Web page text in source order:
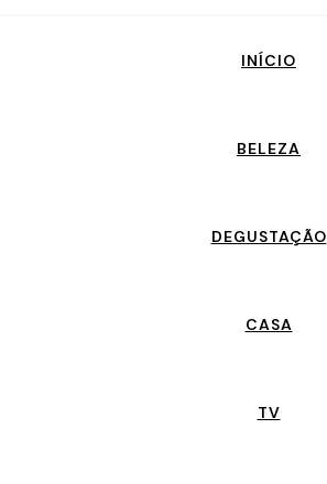
INÍCIO
BELEZA
DEGUSTAÇÃO
CASA
TV